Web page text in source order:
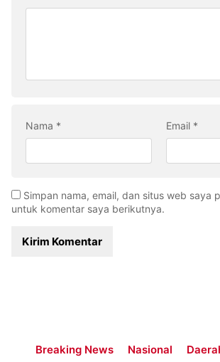
Nama * Email *
Simpan nama, email, dan situs web saya
untuk komentar saya berikutnya.
Breaking News Nasional